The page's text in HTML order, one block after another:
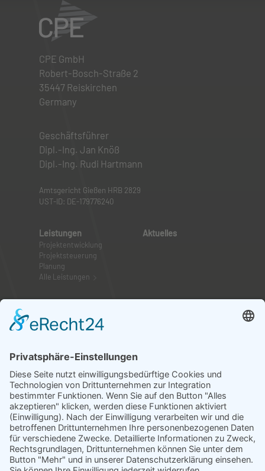
CPE GmbH
Robert-Bosch-Straße 2
35447 Reiskirchen
Germany
Geschäftsführer
Dipl.-Ing. Jan Knöß
Dipl.-Ing. Rudi Hartmann
Amtsgericht Gießen HRB 2829
UST-ID: DE-179776240
Leistungen
Projektentwicklung
Projektsteuerung
Planung
Alle Leistungen
Aktuelles
Standorte
Historie
Zertifikate
Projekte
Umbau eines historischen Gebäudes (Kardiologie
Saarbrücken)
Neubau Herzzentrum (Uniklinikum Bonn)
Dachsanierung (Westerwaldklinik)
Alle Projekte
Kunden